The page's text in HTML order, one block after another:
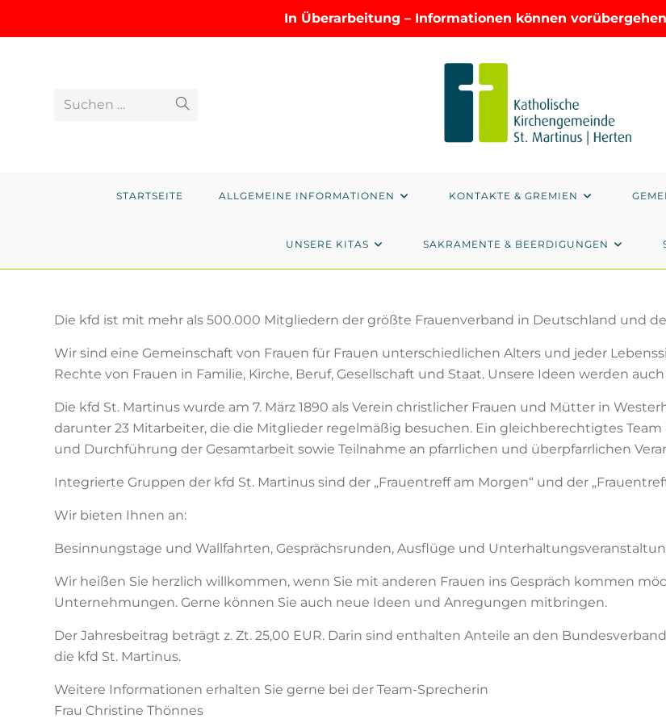
In Überarbeitung – Informationen können
Suchen …
STARTSEITE ALLGEMEINE INFORMATIONEN KONTAKTE & GREMIEN
UNSERE KITAS SAKRAMENTE & BEERDIGUNGEN
Die kfd ist mit mehr als 500.000 Mitgliedern der größte Frauenverband in Deutschland und
Wir sind eine Gemeinschaft von Frauen für Frauen unterschiedlichen Alters und jeder
Rechte von Frauen in Familie, Kirche, Beruf, Gesellschaft und Staat. Unsere Ideen werden
Die kfd St. Martinus wurde am 7. März 1890 als Verein christlicher Frauen und Mütter in
darunter 23 Mitarbeiter, die die Mitglieder regelmäßig besuchen. Ein gleichberechtigtes
und Durchführung der Gesamtarbeit sowie Teilnahme an pfarrlichen und überpfarrlichen
Integrierte Gruppen der kfd St. Martinus sind der „Frauentreff am Morgen“ und der
Wir bieten Ihnen an:
Besinnungstage und Wallfahrten, Gesprächsrunden, Ausflüge und
Wir heißen Sie herzlich willkommen, wenn Sie mit anderen Frauen ins Gespräch kommen
Unternehmungen. Gerne können Sie auch neue Ideen und Anregungen mitbringen.
Der Jahresbeitrag beträgt z. Zt. 25,00 EUR. Darin sind enthalten Anteile an den
die kfd St. Martinus.
Weitere Informationen erhalten Sie gerne bei der Team-Sprecherin
Frau Christine Thönnes